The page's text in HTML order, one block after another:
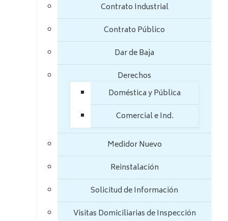
Contrato Industrial
Contrato Público
Dar de Baja
Derechos
Doméstica y Pública
Comercial e Ind.
Medidor Nuevo
Reinstalación
Solicitud de Información
Visitas Domiciliarias de Inspección